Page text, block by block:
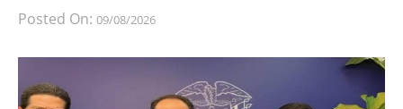
Posted On: 09/08/2026